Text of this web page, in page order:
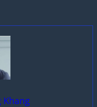
Khang